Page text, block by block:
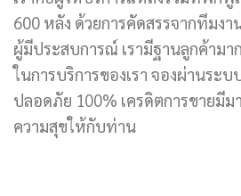
600 หลัง ด้วยการคัดสรรจากทีมง
ผู้มีประสบการณ์ เรามีฐานลูกค้ามา
ในการบริการของเรา จองผ่านระบ
ปลอดภัย 100% เครดิตการขายมี
ความสุขให้กับท่าน